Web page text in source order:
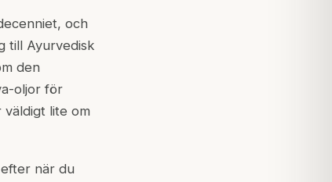
och
till Ayurvedisk
den
oljor för
väldigt lite om
när du